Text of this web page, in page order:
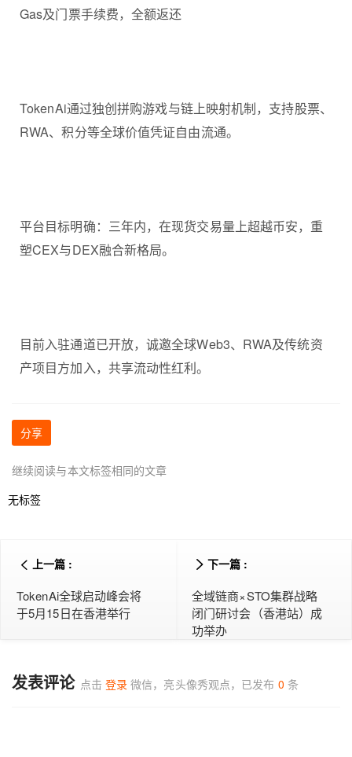
Gas及门票手续费，全额返还
TokenAi通过独创拼购游戏与链上映射机制，支持股票、
RWA、积分等全球价值凭证自由流通。
平台目标明确：三年内，在现货交易量上超越币安，重
塑CEX与DEX融合新格局。
目前入驻通道已开放，诚邀全球Web3、RWA及传统资
产项目方加入，共享流动性红利。
分享
继续阅读与本文标签相同的文章
无标签
上一篇 :
TokenAi全球启动峰会将
于5月15日在香港举行
下一篇 :
全域链商×STO集群战略
闭门研讨会（香港站）成
功举办
发表评论 点击 登录 微信，亮头像秀观点，已发布 0 条